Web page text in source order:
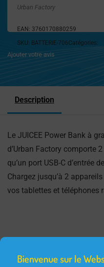
Urban Factory
EAN: 3760170880259
SKU: BATTERIE-706Catégories:
Ajouter votre avis
Description
Le JUICEE Power Bank à
d’Urban Factory comporte
qu’un port USB-C d’entrée
Chargez jusqu’à 2
vos tablettes et téléphones
Bienvenue sur le